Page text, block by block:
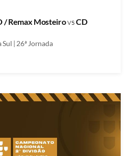
/ Remax MosteirovsCD
| 26ª Jornada